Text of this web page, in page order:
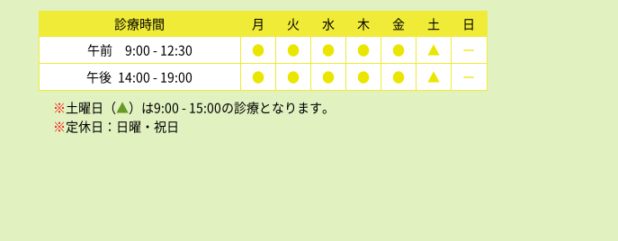
診療時間 月 火 水 木 金 土
日
午前 9:00 - 12:30
● ● ● ● ● ▲
ー
午後 14:00 - 19:00
● ● ● ● ● ▲
ー
※土曜日（▲）は9:00 - 15:00の診療となります。
※定休日：日曜・祝日